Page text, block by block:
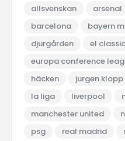
allsvenskan arsenal
barcelona
bayern
djurgården
el
europa conference
häcken
jurgen klopp
la liga
liverpool
manchester united
psg
real madrid